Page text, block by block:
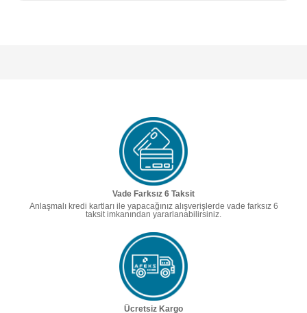
Vade Farksız 6 Taksit
Anlaşmalı kredi kartları ile yapacağınız alışverişlerde vade farksız 6
taksit imkanından yararlanabilirsiniz.
Ücretsiz Kargo